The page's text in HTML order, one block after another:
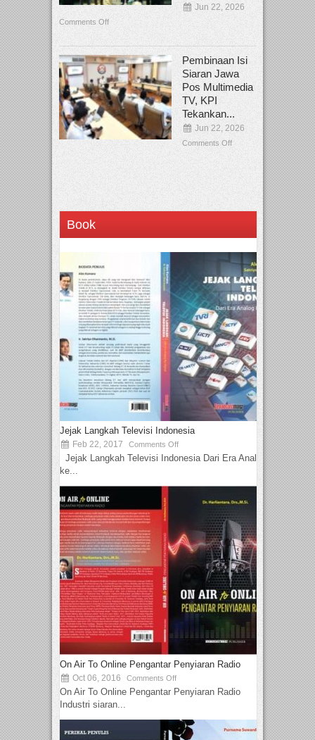
Jun 22, 2026
Comments Off
Pembinaan Isi
Siaran Jawa
Pos Multimedia
TV, KPI
Tekankan...
Jun 22, 2026
Comments Off
Book
Jejak Langkah Televisi Indonesia
Feb 22, 2017 Comments Off
Jejak Langkah Televisi Indonesia Dari Era Analog
ke...
On Air To Online Pengantar Penyiaran Radio
Oct 06, 2016 Comments Off
On Air To Online Pengantar Penyiaran Radio
Industri siaran...